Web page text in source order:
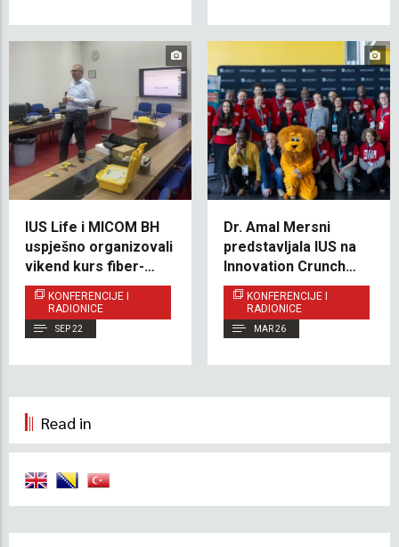
IUS Life i MICOM BH
uspješno organizovali
vikend kurs fiber-
optike
KONFERENCIJE I
RADIONICE
SEP 22
Dr. Amal Mersni
predstavljala IUS na
Innovation Crunch
Time 2026 u
Francuskoj
KONFERENCIJE I
RADIONICE
MAR 26
Read in